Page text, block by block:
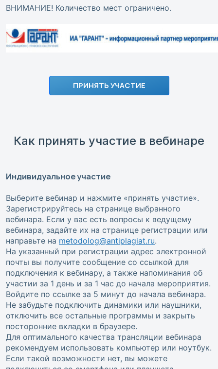
ВНИМАНИЕ! Количество мест ограничено.
ПРИНЯТЬ УЧАСТИЕ
Как принять участие в вебинаре
Индивидуальное участие
Выберите вебинар и нажмите «принять участие».
Зарегистрируйтесь на странице выбранного
вебинара. Если у вас есть вопросы к ведущему
вебинара, задайте их на странице регистрации или
направьте на metodolog@antiplagiat.ru.
На указанный при регистрации адрес электронной
почты вы получите сообщение со ссылкой для
подключения к вебинару, а также напоминания об
участии за 1 день и за 1 час до начала мероприятия.
Войдите по ссылке за 5 минут до начала вебинара.
Не забудьте подключить динамики или наушники,
отключить все остальные программы и закрыть
посторонние вкладки в браузере.
Для оптимального качества трансляции вебинара
рекомендуем использовать компьютер или ноутбук.
Если такой возможности нет, вы можете